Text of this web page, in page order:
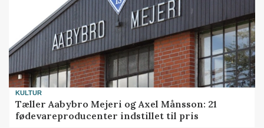
KULTUR
Tæller Aabybro Mejeri og Axel Månsson: 21
fødevareproducenter indstillet til pris